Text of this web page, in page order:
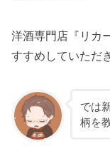
洋酒専門店『リカ
すすめしていただ
では
柄を